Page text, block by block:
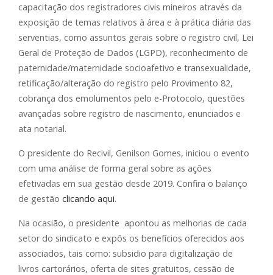
capacitação dos registradores civis mineiros através da
exposição de temas relativos à área e à prática diária das
serventias, como assuntos gerais sobre o registro civil, Lei
Geral de Proteção de Dados (LGPD), reconhecimento de
paternidade/maternidade socioafetivo e transexualidade,
retificação/alteração do registro pelo Provimento 82,
cobrança dos emolumentos pelo e-Protocolo, questões
avançadas sobre registro de nascimento, enunciados e
ata notarial.
O presidente do Recivil, Genilson Gomes, iniciou o evento
com uma análise de forma geral sobre as ações
efetivadas em sua gestão desde 2019. Confira o balanço
de gestão clicando aqui.
Na ocasião, o presidente apontou as melhorias de cada
setor do sindicato e expôs os benefícios oferecidos aos
associados, tais como: subsidio para digitalização de
livros cartorários, oferta de sites gratuitos, cessão de